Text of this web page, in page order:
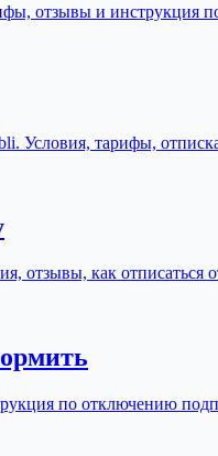
отзывы и инструкция
Условия, тарифы,
отзывы, как
по отключению